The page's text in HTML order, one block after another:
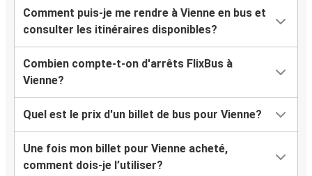
Comment puis-je me rendre à Vienne en bus et
consulter les itinéraires disponibles?
Combien compte-t-on d'arrêts FlixBus à
Vienne?
Quel est le prix d'un billet de bus pour Vienne?
Une fois mon billet pour Vienne acheté,
comment dois-je l’utiliser?